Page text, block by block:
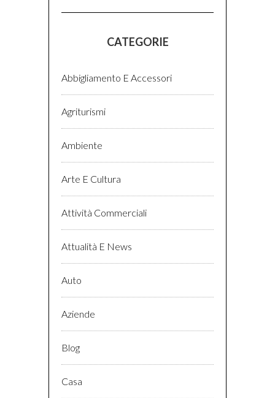
CATEGORIE
Abbigliamento E Accessori
Agriturismi
Ambiente
Arte E Cultura
Attività Commerciali
Attualità E News
Auto
Aziende
Blog
Casa